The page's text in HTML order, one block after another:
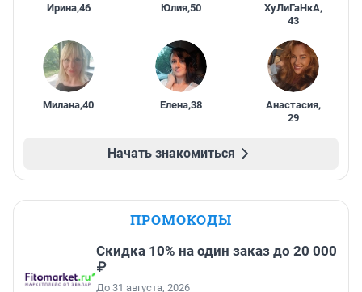
Ирина,46 Юлия,50 ХуЛиГаНкА,
43
Милана,40 Елена,38 Анастасия,
29
Начать знакомиться
ПРОМОКОДЫ
Скидка 10% на один заказ до 20 000
₽
До 31 августа, 2026